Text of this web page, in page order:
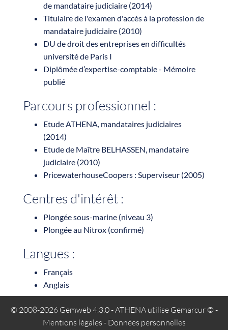
de mandataire judiciaire (2014)
Titulaire de l'examen d'accès à la profession de
mandataire judiciaire (2010)
DU de droit des entreprises en difficultés
université de Paris I
Diplômée d’expertise-comptable - Mémoire
publié
Parcours professionnel :
Etude ATHENA, mandataires judiciaires
(2014)
Etude de Maître BELHASSEN, mandataire
judiciaire (2010)
PricewaterhouseCoopers : Superviseur (2005)
Centres d'intérêt :
Plongée sous-marine (niveau 3)
Plongée au Nitrox (confirmé)
Langues :
Français
Anglais
© 2008-2026 Gemweb 4.3.0- ATHENA utilise Gemarcur ©-
Mentions légales - Données personnelles